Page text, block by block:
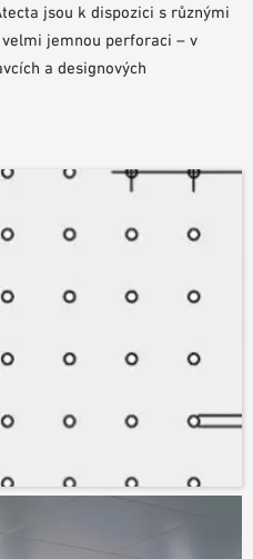
jsou k dispozici s různými
jemnou perforaci – v
a designových